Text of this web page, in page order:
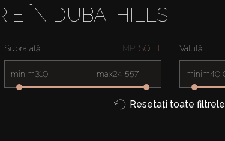
ÎN DUBAI HILLS
Suprafață MP SQ.FT
minim max
Valută
minim
Resetați toate filtrele